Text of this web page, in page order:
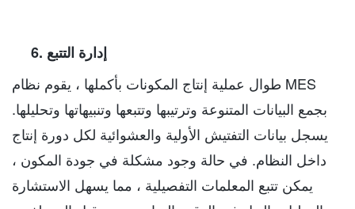
6. إدارة التتبع
طوال عملية إنتاج المكونات بأكملها ، يقوم نظام MES
بجمع البيانات المتنوعة وترتيبها وتتبعها وتنبيهاتها وتحليلها.
يسجل بيانات التفتيش الأولية والعشوائية لكل دورة إنتاج
داخل النظام. في حالة وجود مشكلة في جودة المكون ،
يمكن تتبع المعلمات التفصيلية ، مما يسهل الاستشارة